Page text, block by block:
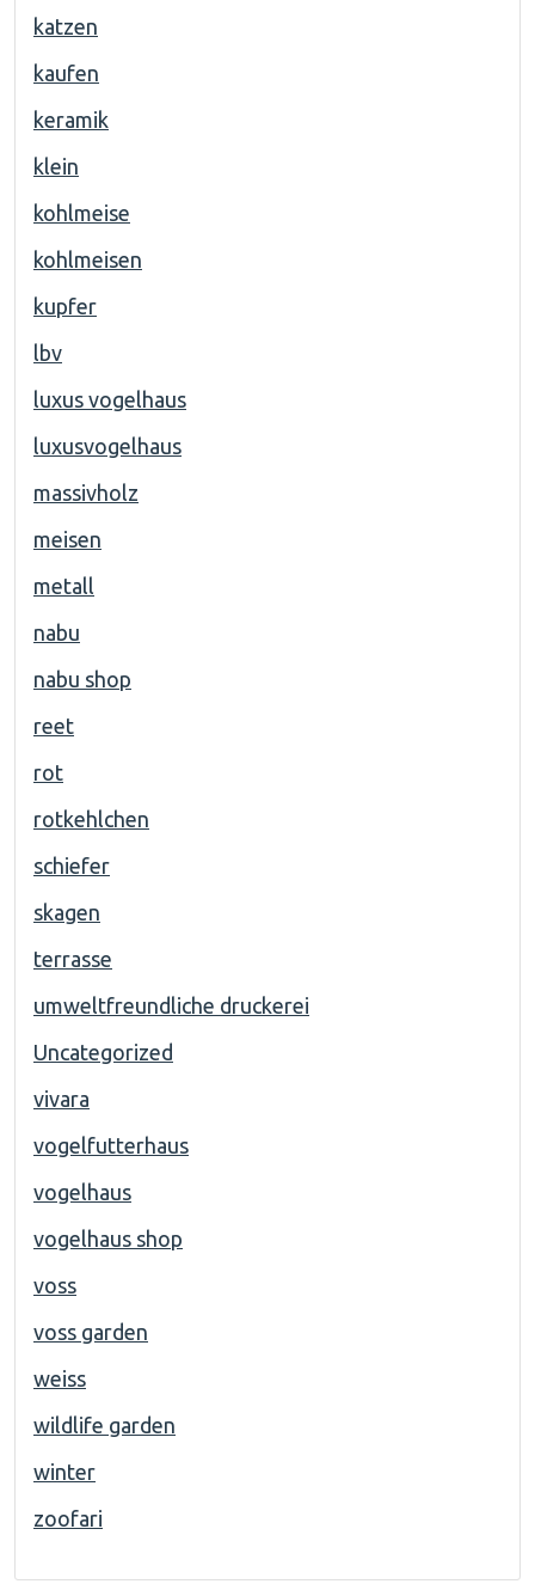
katzen
kaufen
keramik
klein
kohlmeise
kohlmeisen
kupfer
lbv
luxus vogelhaus
luxusvogelhaus
massivholz
meisen
metall
nabu
nabu shop
reet
rot
rotkehlchen
schiefer
skagen
terrasse
umweltfreundliche druckerei
Uncategorized
vivara
vogelfutterhaus
vogelhaus
vogelhaus shop
voss
voss garden
weiss
wildlife garden
winter
zoofari